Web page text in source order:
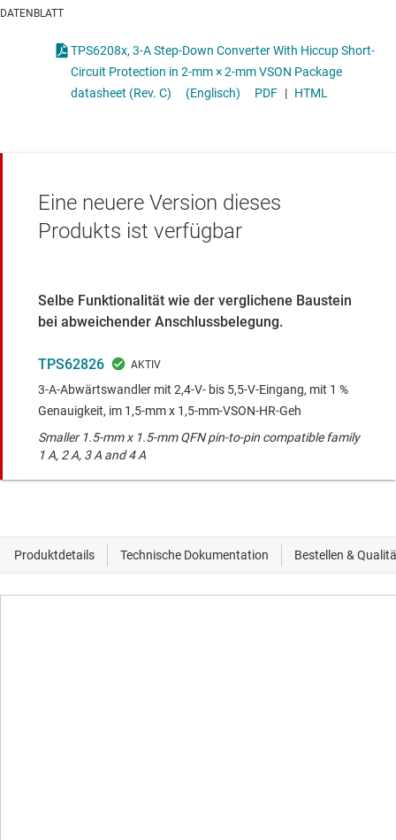
DATENBLATT
TPS6208x, 3-A Step-Down Converter With Hiccup Short-
Circuit Protection in 2-mm × 2-mm VSON Package
datasheet (Rev. C)
(Englisch) PDF | HTML
Eine neuere Version dieses
Produkts ist verfügbar
Selbe Funktionalität wie der verglichene Baustein
bei abweichender Anschlussbelegung.
TPS62826
3-A-Abwärtswandler mit 2,4-V- bis 5,5-V-Eingang, mit 1 %
Genauigkeit, im 1,5-mm x 1,5-mm-VSON-HR-Geh
Smaller 1.5-mm x 1.5-mm QFN pin-to-pin compatible family
1 A, 2 A, 3 A and 4 A